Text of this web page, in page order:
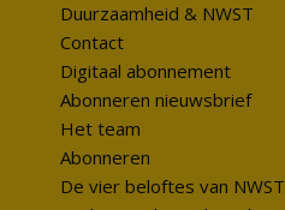
Duurzaamheid & NWST
Contact
Digitaal abonnement
Abonneren nieuwsbrief
Het team
Abonneren
De vier beloftes van NWST